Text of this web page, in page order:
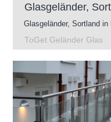
Glasgeländer,
Glasgeländer, Sortland in
ToGet Geländer Glas